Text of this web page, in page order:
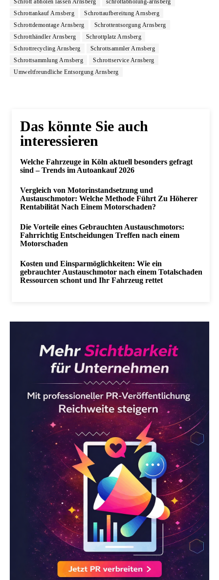
Schrott abholen lassen Arnsberg
schrottabholung-arnsberg
Schrottankauf Arnsberg
Schrottaufbereitung Arnsberg
Schrottdemontage Arnsberg
Schrottentsorgung Arnsberg
Schrotthändler Arnsberg
Schrottplatz Arnsberg
Schrottrecycling Arnsberg
Schrottsammler Arnsberg
Schrottsammlung Arnsberg
Schrottservice Arnsberg
Umweltfreundliche Entsorgung Arnsberg
Das könnte Sie auch
interessieren
Welche Fahrzeuge in Köln aktuell besonders gefragt
sind – Trends im Autoankauf 2026
Vergleich von Motorinstandsetzung und
Austauschmotor: Welche Methode Führt Zu Höherer
Rentabilität Nach Einem Motorschaden?
Die Vorteile eines Gebrauchten Austauschmotors:
Fahrrichtig Entscheidungen Treffen nach einem
Motorschaden
Kosten und Einsparmöglichkeiten: Wie ein
gebrauchter Austauschmotor nach einem Totalschaden
Ressourcen schont und Ihr Fahrzeug rettet